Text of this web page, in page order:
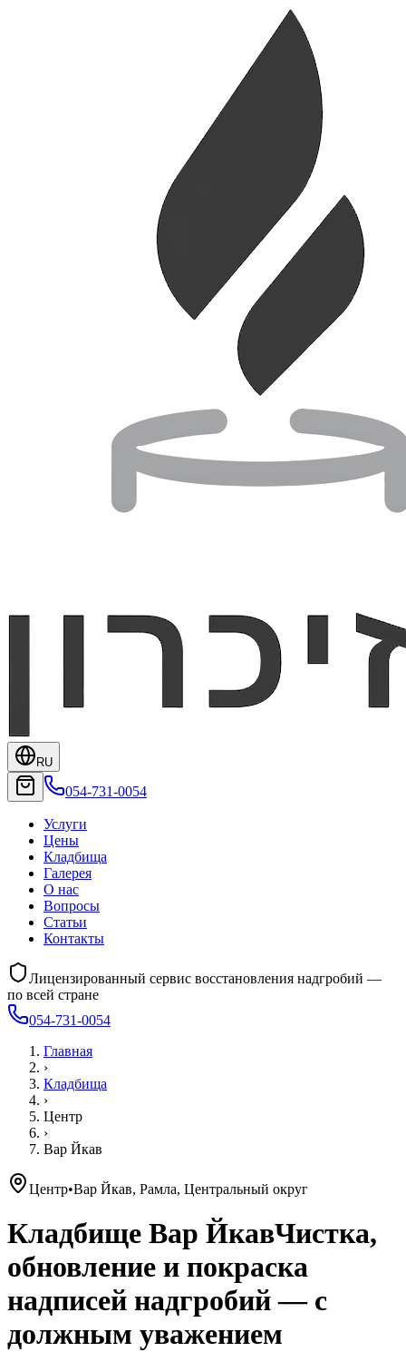
RU
054-731-0054
Услуги
Цены
Кладбища
Галерея
О нас
Вопросы
Статьи
Контакты
Лицензированный сервис восстановления надгробий —
по всей стране
054-731-0054
Главная
›
Кладбища
›
Центр
›
Вар Йкав
Центр•Вар Йкав, Рамла, Центральный округ
Кладбище Вар ЙкавЧистка,
обновление и покраска
надписей надгробий — с
должным уважением